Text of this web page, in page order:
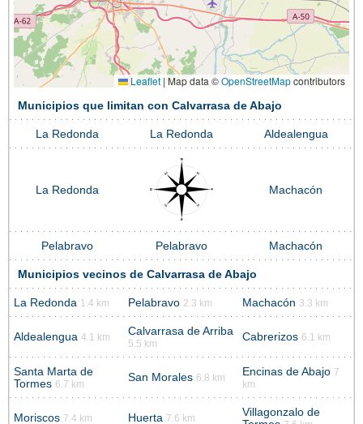
Leaflet | Map data ©OpenStreetMapcontributors
Municipios que limitan con Calvarrasa de Abajo
La Redonda La Redonda Aldealengua
La Redonda Machacón
Pelabravo Pelabravo Machacón
Municipios vecinos de Calvarrasa de Abajo
La Redonda 1.4 km Pelabravo 2.3 km Machacón 3.3 km
Aldealengua 4.1 km Calvarrasa de Arriba
5.5 km
Cabrerizos 6.1 km
Santa Marta de
Tormes 6.7 km
San Morales 6.8 km Encinas de Abajo 7
km
Moriscos 7.4 km Huerta 7.6 km
Villagonzalo de